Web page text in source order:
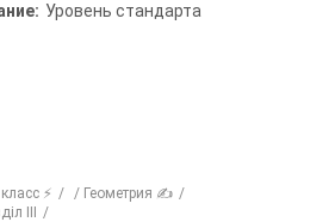
Уровень стандарта
⚡
Геометрия ✍
III